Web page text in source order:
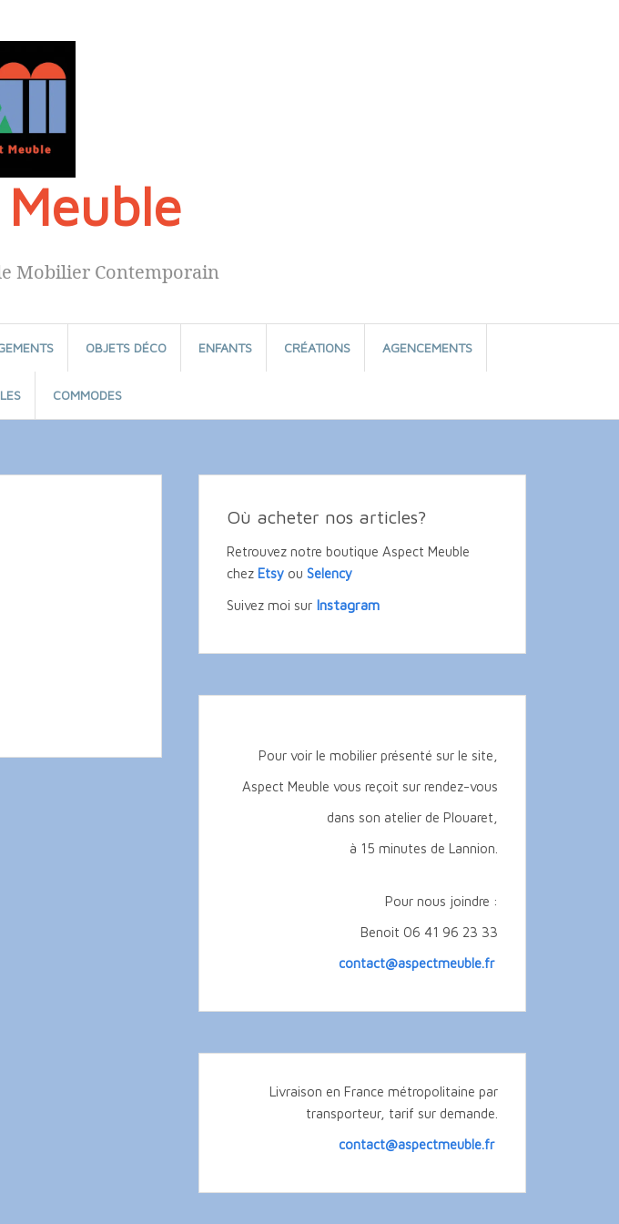
Mobilier Contemporain
OBJETS DÉCO ENFANTS CRÉATIONS AGENCEMENTS
COMMODES
Où acheter nos articles?
Retrouvez notre boutique Aspect Meuble
chez Etsy ou Selency
Suivez moi sur Instagram
Pour voir le mobilier présenté sur le site,
Aspect Meuble vous reçoit sur rendez-vous
dans son atelier de Plouaret,
à 15 minutes de Lannion.
Pour nous joindre :
Benoit 06 41 96 23 33
contact@aspectmeuble.fr
Livraison en France métropolitaine par
transporteur, tarif sur demande.
contact@aspectmeuble.fr